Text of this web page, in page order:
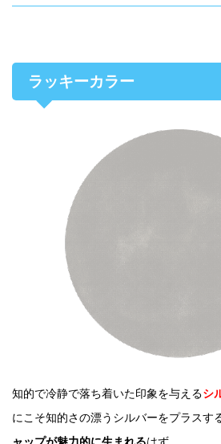
ラッキーカラー
知的で冷静で落ち着いた印象を与えるシ
にこそ知的さの漂うシルバーをプラスす
ャップが魅力的に生まれるはず。